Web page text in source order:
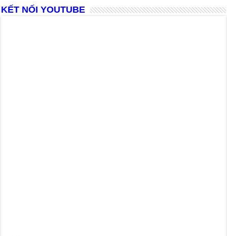
KẾT NỐI YOUTUBE